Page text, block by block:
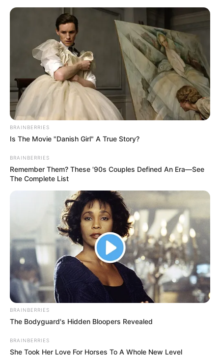
INSPIRASI
STYLE
FILM &
SERIES
NGAKAK
QUOTES
MORE
BRAINBERRIES
Is The Movie "Danish Girl" A True Story?
BRAINBERRIES
Remember Them? These '90s Couples Defined An Era—See
The Complete List
BRAINBERRIES
The Bodyguard's Hidden Bloopers Revealed
BRAINBERRIES
She Took Her Love For Horses To A Whole New Level